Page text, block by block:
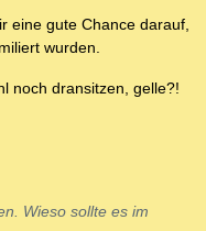
eine gute Chance darauf,
wurden.
noch dransitzen, gelle?!
Wieso sollte es im